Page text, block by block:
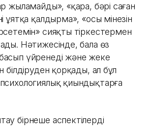
жыламайды», «қара, бәрі саған
ұятқа қалдырма», «осы мінезін
сияқты тіркестермен
Нәтижесінде, бала өз
үйренеді және жеке
білдіруден қорқады, ал бұл
қиындықтарға
бірнеше аспектілерді